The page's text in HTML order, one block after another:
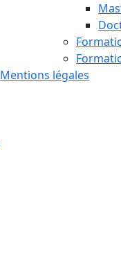
Mentions légales